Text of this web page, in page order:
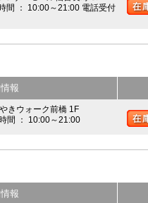
間 ： 10:00～21:00 電話受付
報
きウォーク前橋 1F
間 ： 10:00～21:00
報